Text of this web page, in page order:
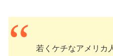
若くケチなアメリカ